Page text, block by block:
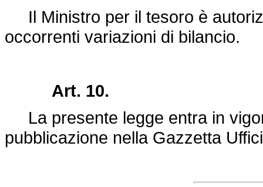
Il Ministro per il tesoro è
occorrenti variazioni di bilancio.
Art. 10.
La presente legge entra in
pubblicazione nella Gazzetta